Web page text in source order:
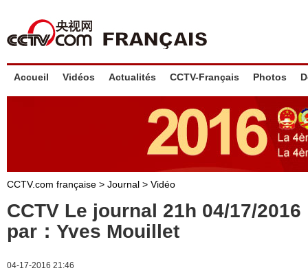
Accueil Vidéos Actualités CCTV-Français Photos
CCTV.com française > Journal > Vidéo
CCTV Le journal 21h 04/17/
par：Yves Mouillet
04-17-2016 21:46